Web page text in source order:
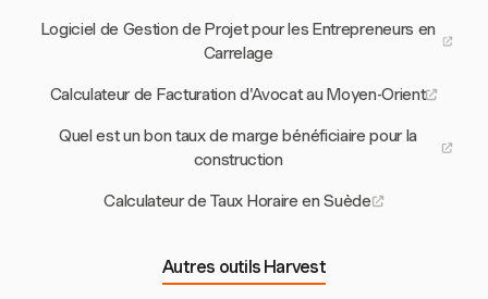
Logiciel de Gestion de Projet pour les Entrepreneurs en
Carrelage
Calculateur de Facturation d'Avocat au Moyen-Orient
Quel est un bon taux de marge bénéficiaire pour la
construction
Calculateur de Taux Horaire en Suède
Autres outils Harvest